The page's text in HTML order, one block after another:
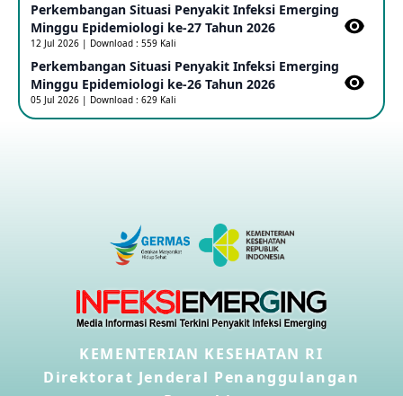
Outbreak Penyakti Ebola di RD Kongo
16 May 2026
Kasus Konfirmasi A(H5NN6) di Cina
Penyakit virus Hanta di Kapal Pesiar Keberangkatan
Argentina
Penyakit Meningokokus di Vietnam
28 Apr 2026
Perkembangan Situasi Penyakit Infeksi Emerging
Minggu Epidemiologi ke-27 Tahun 2026
12 Jul 2026 | Download : 559 Kali
Perkembangan Situasi Penyakit Infeksi Emerging
Minggu Epidemiologi ke-26 Tahun 2026
05 Jul 2026 | Download : 629 Kali
KEMENTERIAN KESEHATAN RI
Direktorat Jenderal Penanggulangan